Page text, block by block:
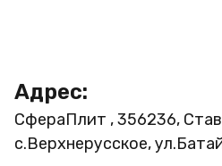
Адрес:
СфераПлит , 356236,
с.Верхнерусское,